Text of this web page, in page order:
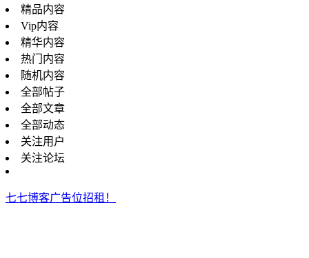
精品内容
Vip内容
精华内容
热门内容
随机内容
全部帖子
全部文章
全部动态
关注用户
关注论坛
七七博客广告位招租！